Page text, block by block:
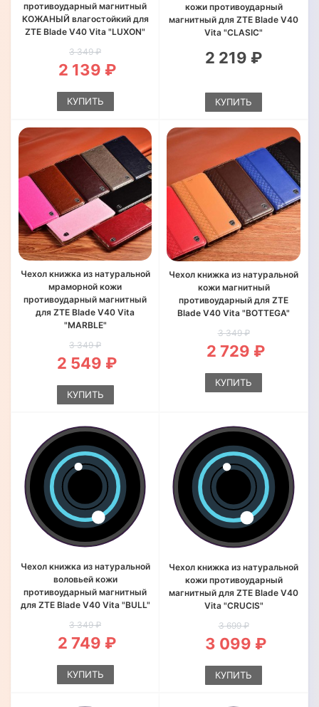
противоударный магнитный
КОЖАНЫЙ влагостойкий для
ZTE Blade V40 Vita "LUXON"
3 349 ₽
2 139 ₽
КУПИТЬ
кожи противоударный
магнитный для ZTE Blade V40
Vita "CLASIC"
2 219 ₽
КУПИТЬ
Чехол книжка из натуральной
мраморной кожи
противоударный магнитный
для ZTE Blade V40 Vita
"MARBLE"
3 349 ₽
2 549 ₽
КУПИТЬ
Чехол книжка из натуральной
кожи магнитный
противоударный для ZTE
Blade V40 Vita "BOTTEGA"
3 349 ₽
2 729 ₽
КУПИТЬ
Чехол книжка из натуральной
воловьей кожи
противоударный магнитный
для ZTE Blade V40 Vita "BULL"
3 349 ₽
2 749 ₽
КУПИТЬ
Чехол книжка из натуральной
кожи противоударный
магнитный для ZTE Blade V40
Vita "CRUCIS"
3 699 ₽
3 099 ₽
КУПИТЬ